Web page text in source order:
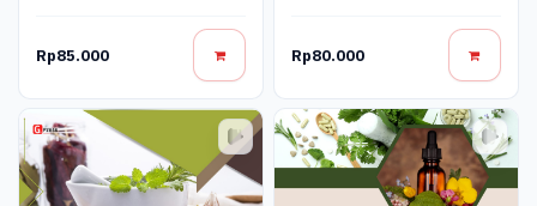
Rp85.000
Rp80.000